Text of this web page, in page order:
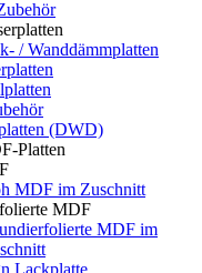
/ Wanddämmplatten
(DWD)
Platten
MDF im Zuschnitt
MDF
MDF im
Lackplatte